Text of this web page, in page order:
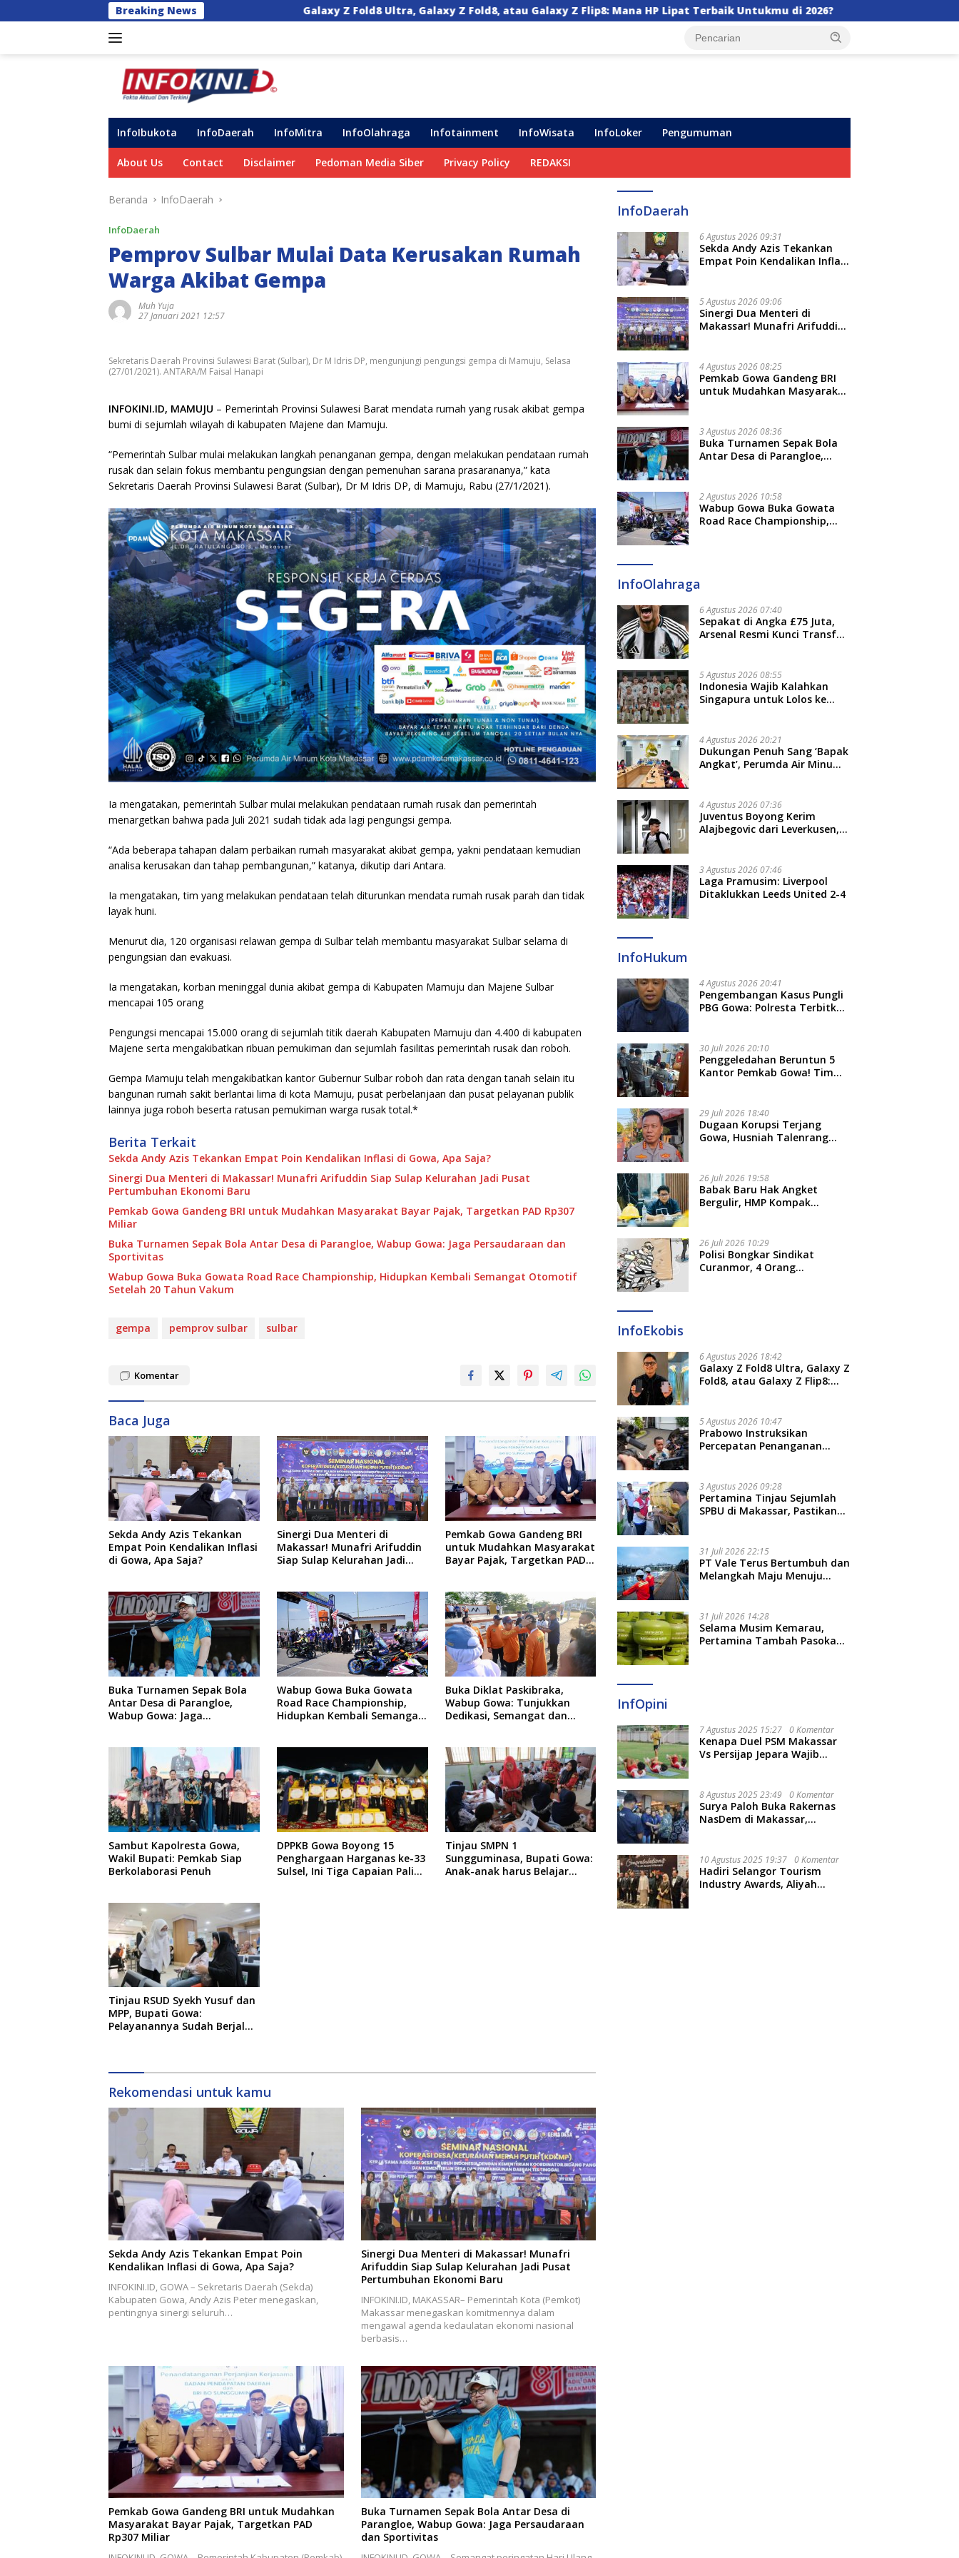
ke
Breaking NewsGalaxy Z Fold8 Ultra, Galaxy Z Fold8, atau Galaxy Z Flip8: Mana HP Lipat Terbaik Untukmu di 2026? Appi di HUT Perumda Air Minum
InfoIbukota InfoDaerah InfoMitra InfoOlahraga Infotainment InfoWisata InfoLoker Pengumuman
About Us Contact Disclaimer Pedoman Media Siber Privacy Policy REDAKSI
Beranda InfoDaerah
InfoDaerah
Pemprov Sulbar Mulai Data Kerusakan Rumah
Warga Akibat Gempa
Muh Yuja
27 Januari 2021 12:57
Sekretaris Daerah Provinsi Sulawesi Barat (Sulbar), Dr M Idris DP, mengunjungi pengungsi gempa di Mamuju, Selasa
(27/01/2021). ANTARA/M Faisal Hanapi
INFOKINI.ID, MAMUJU – Pemerintah Provinsi Sulawesi Barat mendata rumah yang rusak akibat gempa
bumi di sejumlah wilayah di kabupaten Majene dan Mamuju.
“Pemerintah Sulbar mulai melakukan langkah penanganan gempa, dengan melakukan pendataan rumah
rusak dan selain fokus membantu pengungsian dengan pemenuhan sarana prasarananya,” kata
Sekretaris Daerah Provinsi Sulawesi Barat (Sulbar), Dr M Idris DP, di Mamuju, Rabu (27/1/2021).
Ia mengatakan, pemerintah Sulbar mulai melakukan pendataan rumah rusak dan pemerintah
menargetkan bahwa pada Juli 2021 sudah tidak ada lagi pengungsi gempa.
“Ada beberapa tahapan dalam perbaikan rumah masyarakat akibat gempa, yakni pendataan kemudian
analisa kerusakan dan tahap pembangunan,” katanya, dikutip dari Antara.
Ia mengatakan, tim yang melakukan pendataan telah diturunkan mendata rumah rusak parah dan tidak
layak huni.
Menurut dia, 120 organisasi relawan gempa di Sulbar telah membantu masyarakat Sulbar selama di
pengungsian dan evakuasi.
Ia mengatakan, korban meninggal dunia akibat gempa di Kabupaten Mamuju dan Majene Sulbar
mencapai 105 orang
Pengungsi mencapai 15.000 orang di sejumlah titik daerah Kabupaten Mamuju dan 4.400 di kabupaten
Majene serta mengakibatkan ribuan pemukiman dan sejumlah fasilitas pemerintah rusak dan roboh.
Gempa Mamuju telah mengakibatkan kantor Gubernur Sulbar roboh dan rata dengan tanah selain itu
bangunan rumah sakit berlantai lima di kota Mamuju, pusat perbelanjaan dan pusat pelayanan publik
lainnya juga roboh beserta ratusan pemukiman warga rusak total.*
Berita Terkait
Sekda Andy Azis Tekankan Empat Poin Kendalikan Inflasi di Gowa, Apa Saja?
Sinergi Dua Menteri di Makassar! Munafri Arifuddin Siap Sulap Kelurahan Jadi Pusat
Pertumbuhan Ekonomi Baru
Pemkab Gowa Gandeng BRI untuk Mudahkan Masyarakat Bayar Pajak, Targetkan PAD Rp307
Miliar
Buka Turnamen Sepak Bola Antar Desa di Parangloe, Wabup Gowa: Jaga Persaudaraan dan
Sportivitas
Wabup Gowa Buka Gowata Road Race Championship, Hidupkan Kembali Semangat Otomotif
Setelah 20 Tahun Vakum
gempa pemprov sulbar sulbar
Komentar
Baca Juga
Sekda Andy Azis Tekankan
Empat Poin Kendalikan Inflasi
di Gowa, Apa Saja?
Sinergi Dua Menteri di
Makassar! Munafri Arifuddin
Siap Sulap Kelurahan Jadi
Pemkab Gowa Gandeng BRI
untuk Mudahkan Masyarakat
Bayar Pajak, Targetkan PAD
Buka Turnamen Sepak Bola
Antar Desa di Parangloe,
Wabup Gowa: Jaga
Wabup Gowa Buka Gowata
Road Race Championship,
Hidupkan Kembali Semangat
Buka Diklat Paskibraka,
Wabup Gowa: Tunjukkan
Dedikasi, Semangat dan
Sambut Kapolresta Gowa,
Wakil Bupati: Pemkab Siap
Berkolaborasi Penuh
DPPKB Gowa Boyong 15
Penghargaan Harganas ke-33
Sulsel, Ini Tiga Capaian Paling
Tinjau SMPN 1
Sungguminasa, Bupati Gowa:
Anak-anak harus Belajar
Tinjau RSUD Syekh Yusuf dan
MPP, Bupati Gowa:
Pelayanannya Sudah Berjalan
Rekomendasi untuk kamu
Sekda Andy Azis Tekankan Empat Poin
Kendalikan Inflasi di Gowa, Apa Saja?
INFOKINI.ID, GOWA – Sekretaris Daerah (Sekda)
Kabupaten Gowa, Andy Azis Peter menegaskan,
pentingnya sinergi seluruh…
Sinergi Dua Menteri di Makassar! Munafri
Arifuddin Siap Sulap Kelurahan Jadi Pusat
Pertumbuhan Ekonomi Baru
INFOKINI.ID, MAKASSAR– Pemerintah Kota (Pemkot)
Makassar menegaskan komitmennya dalam
mengawal agenda kedaulatan ekonomi nasional
berbasis…
Pemkab Gowa Gandeng BRI untuk Mudahkan
Masyarakat Bayar Pajak, Targetkan PAD
Rp307 Miliar
Buka Turnamen Sepak Bola Antar Desa di
Parangloe, Wabup Gowa: Jaga Persaudaraan
dan Sportivitas
InfoDaerah
6 Agustus 2026 09:31
Sekda Andy Azis Tekankan
Empat Poin Kendalikan Inflasi
5 Agustus 2026 09:06
Sinergi Dua Menteri di
Makassar! Munafri Arifuddin
Baru
4 Agustus 2026 08:25
Pemkab Gowa Gandeng BRI
untuk Mudahkan Masyarakat
3 Agustus 2026 08:36
Buka Turnamen Sepak Bola
Antar Desa di Parangloe,
2 Agustus 2026 10:58
Wabup Gowa Buka Gowata
Road Race Championship,
InfoOlahraga
6 Agustus 2026 07:40
Sepakat di Angka £75 Juta,
Arsenal Resmi Kunci Transfer
5 Agustus 2026 08:55
Indonesia Wajib Kalahkan
Singapura untuk Lolos ke
4 Agustus 2026 20:21
Dukungan Penuh Sang ‘Bapak
Angkat’, Perumda Air Minum
4 Agustus 2026 07:36
Juventus Boyong Kerim
Alajbegovic dari Leverkusen,
3 Agustus 2026 07:46
Laga Pramusim: Liverpool
Ditaklukkan Leeds United 2-4
InfoHukum
4 Agustus 2026 20:41
Pengembangan Kasus Pungli
PBG Gowa: Polresta Terbitkan
30 Juli 2026 20:10
Penggeledahan Beruntun 5
Kantor Pemkab Gowa! Tim
Rp16 Miliar
29 Juli 2026 18:40
Dugaan Korupsi Terjang
Gowa, Husniah Talenrang
26 Juli 2026 19:58
​Babak Baru Hak Angket
Bergulir, HMP Kompak
26 Juli 2026 10:29
Polisi Bongkar Sindikat
Curanmor, 4 Orang
InfoEkobis
6 Agustus 2026 18:42
Galaxy Z Fold8 Ultra, Galaxy Z
Fold8, atau Galaxy Z Flip8:
5 Agustus 2026 10:47
Prabowo Instruksikan
Percepatan Penanganan
3 Agustus 2026 09:28
Pertamina Tinjau Sejumlah
SPBU di Makassar, Pastikan
31 Juli 2026 22:15
PT Vale Terus Bertumbuh dan
Melangkah Maju Menuju
31 Juli 2026 14:28
Selama Musim Kemarau,
Pertamina Tambah Pasokan
InfOpini
7 Agustus 2025 15:27 0 Komentar
Kenapa Duel PSM Makassar
Vs Persijap Jepara Wajib
8 Agustus 2025 23:49 0 Komentar
Surya Paloh Buka Rakernas
NasDem di Makassar,
10 Agustus 2025 19:37 0 Komentar
Hadiri Selangor Tourism
Industry Awards, Aliyah